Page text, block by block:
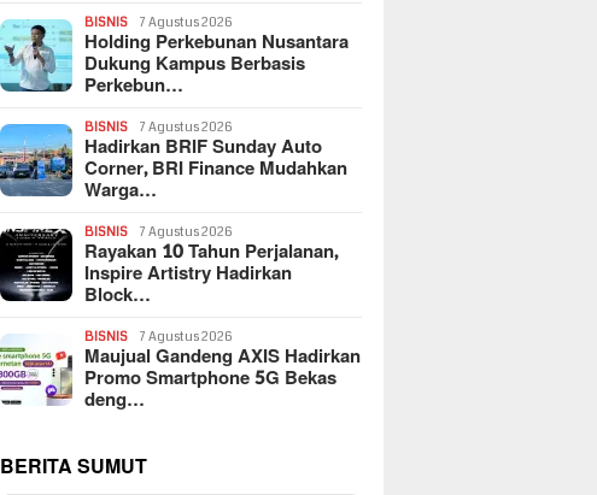
BISNIS 7 Agustus 2026
Holding Perkebunan Nusantara
Dukung Kampus Berbasis
Perkebun…
BISNIS 7 Agustus 2026
Hadirkan BRIF Sunday Auto
Corner, BRI Finance Mudahkan
Warga…
BISNIS 7 Agustus 2026
Rayakan 10 Tahun Perjalanan,
Inspire Artistry Hadirkan
Block…
BISNIS 7 Agustus 2026
Maujual Gandeng AXIS Hadirkan
Promo Smartphone 5G Bekas
deng…
BERITA SUMUT